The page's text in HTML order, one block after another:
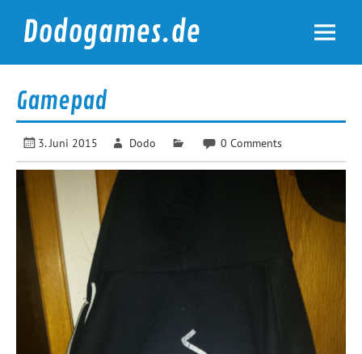
contentDodogames.de
Gamepad
3. Juni 2015 Dodo 0 Comments